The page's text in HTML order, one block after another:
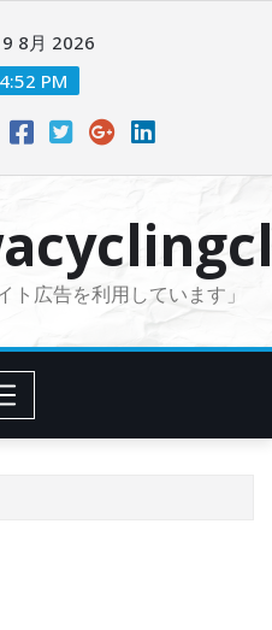
9 8月 2026
PM
ト広告を利用しています」